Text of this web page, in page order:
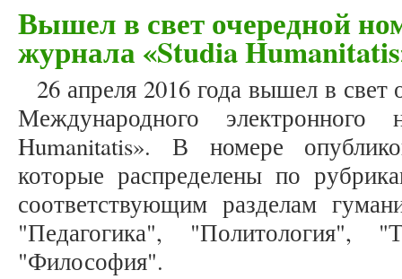
Вышел в свет очередной
журнала «Studia
26 апреля 2016 года вышел в
Международного электронного
Humanitatis». В номере
которые распределены по
соответствующим разделам
"Педагогика", "Политология",
"Философия".